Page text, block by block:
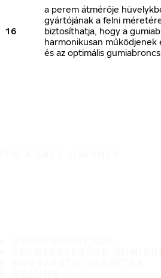
16
a perem átmérője
gyártójának a felni
biztosíthatja, hogy a
harmonikusan
és az optimális